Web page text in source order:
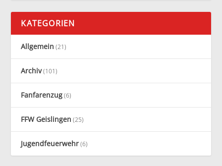
KATEGORIEN
Allgemein (21)
Archiv(101)
Fanfarenzug(6)
FFW Geislingen (25)
Jugendfeuerwehr(6)